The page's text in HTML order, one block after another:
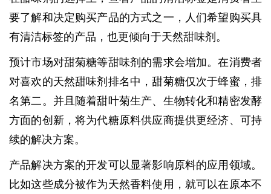
要了解和决定购买产品的方式之一，人们希望购买具
有清洁标签的产品，也更倾向于天然甜味剂。
预计市场对甜菊糖等甜味剂的需求会增加。在消费者
对喜欢的天然甜味剂排名中，甜菊糖仅次于蜂蜜，排
名第二。并且随着甜叶菊生产、生物转化和精密发酵
方面的创新，将为代糖原料供应商提供更经济、可持
续的解决方案。
产品解决方案的开发可以显著影响原料的应用领域。
比如这些成分被作为天然香料使用，就可以在原本不